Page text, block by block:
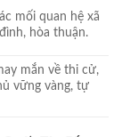
mối quan hệ xã
hòa thuận.
mắn về thi cử,
vững vàng, tự